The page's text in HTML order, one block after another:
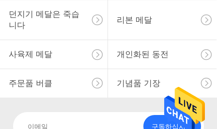
PRIVACY
POLICY
던지기 메달은 죽습
니다
리본 메달
사육제 메달 개인화된 동전
주문품 버클 기념품 기장
구독하십시오